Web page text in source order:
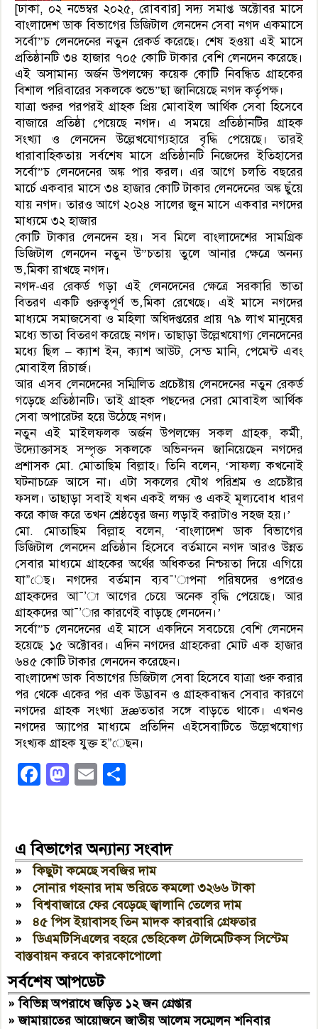
[ঢাকা, ০২ নভেম্বর ২০২৫, রোববার] সদ্য সমাপ্ত অক্টোবর মাসে
বাংলাদেশ ডাক বিভাগের ডিজিটাল লেনদেন সেবা নগদ একমাসে
সর্বো”চ লেনদেনের নতুন রেকর্ড করেছে। শেষ হওয়া এই মাসে
প্রতিষ্ঠানটি ৩৪ হাজার ৭০৫ কোটি টাকার বেশি লেনদেন করেছে।
এই অসামান্য অর্জন উপলক্ষ্যে কয়েক কোটি নিবন্ধিত গ্রাহকের
বিশাল পরিবারের সকলকে শুভে”ছা জানিয়েছে নগদ কর্তৃপক্ষ।
যাত্রা শুরুর পরপরই গ্রাহক প্রিয় মোবাইল আর্থিক সেবা হিসেবে
বাজারে প্রতিষ্ঠা পেয়েছে নগদ। এ সময়ে প্রতিষ্ঠানটির গ্রাহক
সংখ্যা ও লেনদেন উল্লেখযোগ্যহারে বৃদ্ধি পেয়েছে। তারই
ধারাবাহিকতায় সর্বশেষ মাসে প্রতিষ্ঠানটি নিজেদের ইতিহাসের
সর্বো”চ লেনদেনের অঙ্ক পার করল। এর আগে চলতি বছরের
মার্চে একবার মাসে ৩৪ হাজার কোটি টাকার লেনদেনের অঙ্ক ছুঁয়ে
যায় নগদ। তারও আগে ২০২৪ সালের জুন মাসে একবার নগদের
মাধ্যমে ৩২ হাজার
কোটি টাকার লেনদেন হয়। সব মিলে বাংলাদেশের সামগ্রিক
ডিজিটাল লেনদেন নতুন উ”চতায় তুলে আনার ক্ষেত্রে অনন্য
ভ‚মিকা রাখছে নগদ।
নগদ-এর রেকর্ড গড়া এই লেনদেনের ক্ষেত্রে সরকারি ভাতা
বিতরণ একটি গুরুত্বপূর্ণ ভ‚মিকা রেখেছে। এই মাসে নগদের
মাধ্যমে সমাজসেবা ও মহিলা অধিদপ্তরের প্রায় ৭৯ লাখ মানুষের
মধ্যে ভাতা বিতরণ করেছে নগদ। তাছাড়া উল্লেখযোগ্য লেনদেনের
মধ্যে ছিল – ক্যাশ ইন, ক্যাশ আউট, সেন্ড মানি, পেমেন্ট এবং
মোবাইল রিচার্জ।
আর এসব লেনদেনের সম্মিলিত প্রচেষ্টায় লেনদেনের নতুন রেকর্ড
গড়েছে প্রতিষ্ঠানটি। তাই গ্রাহক পছন্দের সেরা মোবাইল আর্থিক
সেবা অপারেটর হয়ে উঠেছে নগদ।
নতুন এই মাইলফলক অর্জন উপলক্ষ্যে সকল গ্রাহক, কর্মী,
উদ্যোক্তাসহ সম্পৃক্ত সকলকে অভিনন্দন জানিয়েছেন নগদের
প্রশাসক মো. মোতাছিম বিল্লাহ। তিনি বলেন, ‘সাফল্য কখনোই
ঘটনাচক্রে আসে না। এটা সকলের যৌথ পরিশ্রম ও প্রচেষ্টার
ফসল। তাছাড়া সবাই যখন একই লক্ষ্য ও একই মূল্যবোধ ধারণ
করে কাজ করে তখন শ্রেষ্ঠত্বের জন্য লড়াই করাটাও সহজ হয়।’
মো. মোতাছিম বিল্লাহ বলেন, ‘বাংলাদেশ ডাক বিভাগের
ডিজিটাল লেনদেন প্রতিষ্ঠান হিসেবে বর্তমানে নগদ আরও উন্নত
সেবার মাধ্যমে গ্রাহকের অর্থের অধিকতর নিশ্চয়তা দিয়ে এগিয়ে
যা”েছ। নগদের বর্তমান ব্যব¯’াপনা পরিষদের ওপরেও
গ্রাহকদের আ¯’া আগের চেয়ে অনেক বৃদ্ধি পেয়েছে। আর
গ্রাহকদের আ¯’ার কারণেই বাড়ছে লেনদেন।’
সর্বো”চ লেনদেনের এই মাসে একদিনে সবচেয়ে বেশি লেনদেন
হয়েছে ১৫ অক্টোবর। এদিন নগদের গ্রাহকেরা মোট এক হাজার
৬৪৫ কোটি টাকার লেনদেন করেছেন।
বাংলাদেশ ডাক বিভাগের ডিজিটাল সেবা হিসেবে যাত্রা শুরু করার
পর থেকে একের পর এক উদ্ভাবন ও গ্রাহকবান্ধব সেবার কারণে
নগদের গ্রাহক সংখ্যা দ্রæততার সঙ্গে বাড়তে থাকে। এখনও
নগদের অ্যাপের মাধ্যমে প্রতিদিন এইসেবাটিতে উল্লেখযোগ্য
সংখ্যক গ্রাহক যুক্ত হ”েছন।
Facebook
Mastodon
Email
এ বিভাগের অন্যান্য সংবাদ
»কিছুটা কমেছে সবজির দাম
»সোনার গহনার দাম ভরিতে কমলো ৩২৬৬ টাকা
»বিশ্ববাজারে ফের বেড়েছে জ্বালানি তেলের দাম
»৪৫ পিস ইয়াবাসহ তিন মাদক কারবারি গ্রেফতার
»ডিএমটিসিএলের বহরে ভেহিকেল টেলিমেটিকস সিস্টেম
বাস্তবায়ন করবে কারকোপোলো
সর্বশেষ আপডেট
»বিভিন্ন অপরাধে জড়িত ১২ জন গ্রেপ্তার
»জামায়াতের আয়োজনে জাতীয় আলেম সম্মেলন শনিবার